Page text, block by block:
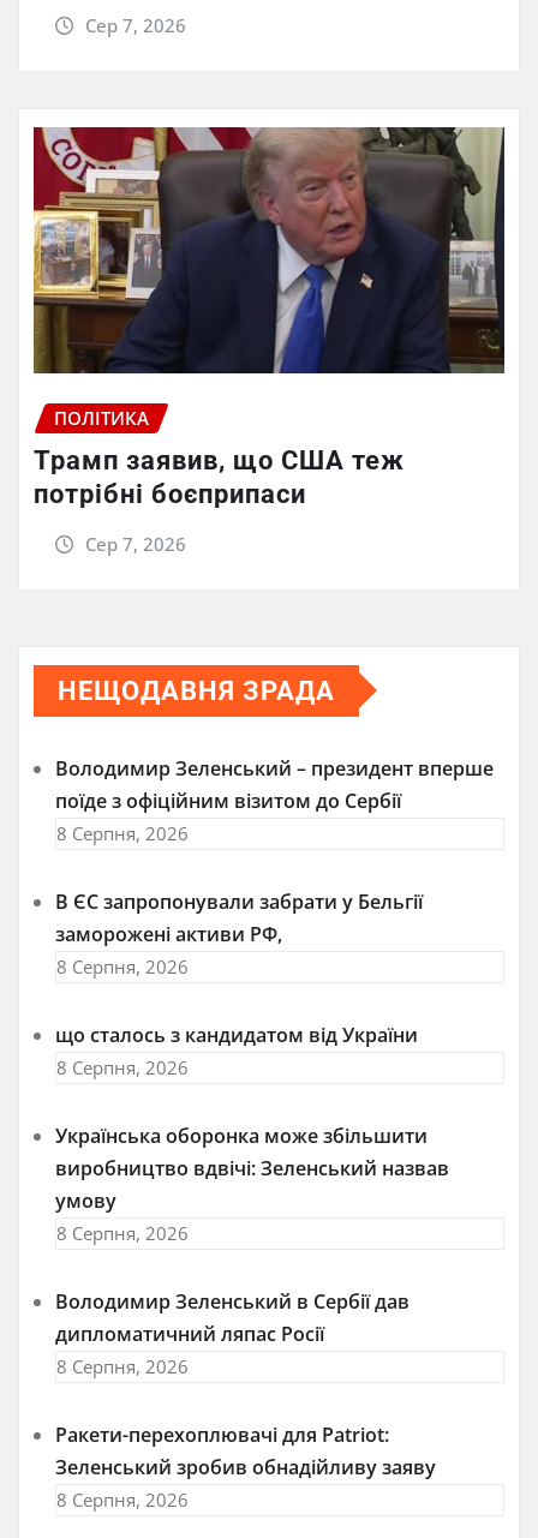
Сер 7, 2026
ПОЛІТИКА
Трамп заявив, що США теж
потрібні боєприпаси
Сер 7, 2026
НЕЩОДАВНЯ ЗРАДА
Володимир Зеленський – президент вперше
поїде з офіційним візитом до Сербії
8 Серпня, 2026
В ЄС запропонували забрати у Бельгії
заморожені активи РФ,
8 Серпня, 2026
що сталось з кандидатом від України
8 Серпня, 2026
Українська оборонка може збільшити
виробництво вдвічі: Зеленський назвав
умову
8 Серпня, 2026
Володимир Зеленський в Сербії дав
дипломатичний ляпас Росії
8 Серпня, 2026
Ракети-перехоплювачі для Patriot:
Зеленський зробив обнадійливу заяву
8 Серпня, 2026